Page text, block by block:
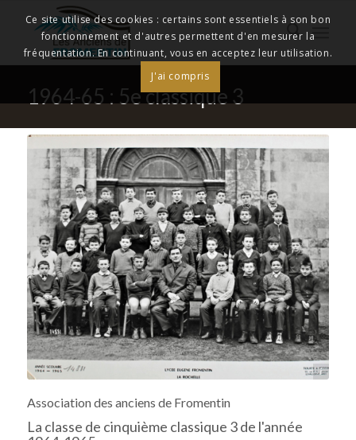
1964-65 : 5e classique 3
Archives départementales 17
Association des anciens de Fromentin
La classe de cinquième classique 3 de l'année
Ce site utilise des cookies : certains sont essentiels à son bon
fonctionnement et d'autres permettent d'en mesurer la
fréquentation. En continuant, vous en acceptez leur utilisation.
J'ai compris